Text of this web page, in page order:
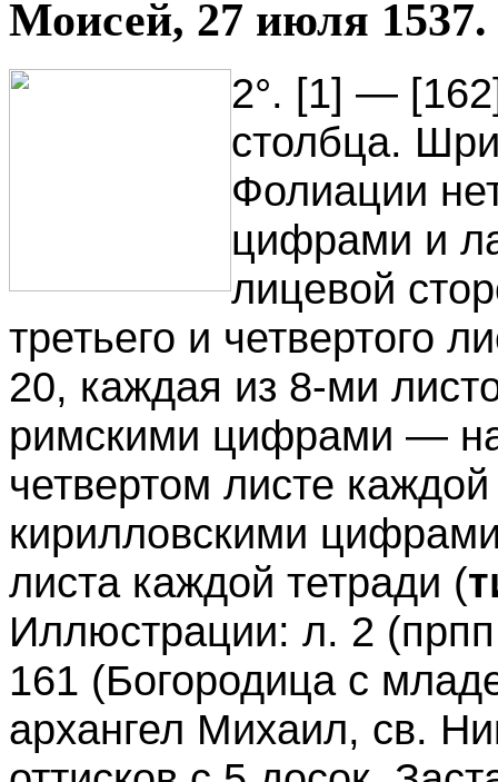
Моисей, 27 июля 1537.
2°. [1] —
столбца.
Фолиации
цифрами и
лицевой
третьего и четвертого
20, каждая из 8-ми
римскими цифрами —
четвертом листе
кирилловскими
листа каждой тетради (
Иллюстрации: л. 2
161 (Богородица с
архангел Михаил, св.